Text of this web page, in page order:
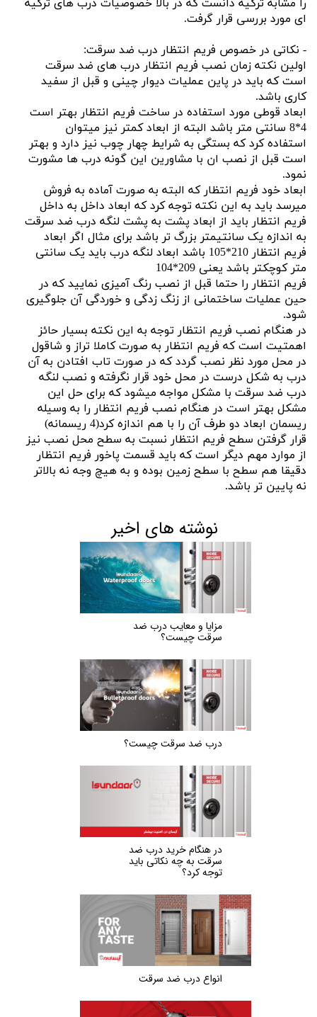
را مشابه ترکیه دانست که در بالا خصوصیات درب های ترکیه
ای مورد بررسی قرار گرفت.
- نکاتی در خصوص فریم انتظار درب ضد سرقت:
اولین نکته زمان نصب فریم انتظار درب های ضد سرقت
است که باید در پاین عملیات دیوار چینی و قبل از سفید
کاری باشد.
ابعاد قوطی مورد استفاده در ساخت فریم انتظار بهتر است
4*8 سانتی متر باشد البته از ابعاد کمتر نیز میتوان
استفاده کرد که بستگی به شرایط چهار چوب نیز دارد و بهتر
است قبل از نصب ان با مشاورین این گونه درب ها مشورت
نمود.
ابعاد خود فریم انتظار که البته به صورت آماده به فروش
میرسد باید به این نکته توجه کرد که ابعاد داخل به داخل
فریم انتظار باید از ابعاد پشت به پشت لنگه درب ضد سرقت
به اندازه یک سانتیمتر بزرگ تر باشد برای مثال اگر ابعاد
فریم انتظار 210*105 باشد ابعاد لنگه درب باید یک سانتی
متر کوچکتر باشد یعنی 209*104
فریم انتظار را حتما قبل از نصب رنگ آمیزی نمایید که در
حین عملیات ساختمانی از زنگ زدگی و خوردگی آن جلوگیری
شود.
در هنگام نصب فریم انتظار توجه به این نکته بسیار حائز
اهمتیت است که فریم انتظار به صورت کاملا تراز و شاقول
در محل مورد نظر نصب گردد که در صورت تاب افتادن به آن
درب به شکل درست در محل خود قرار نگرفته و نصب لنگه
درب ضد سرقت با مشکل مواجه میشود که برای حل این
مشکل بهتر است در هنگام نصب فریم انتظار را به وسیله
ریسمان ابعاد دو طرف آن را با هم اندازه کرد(4 ریسمانه)
قرار گرفتن سطح فریم انتظار نسبت به سطح محل نصب نیز
از موارد مهم دیگر است که باید قسمت پاخور فریم انتظار
دقیقا هم سطح با سطح زمین بوده و به هیچ وجه نه بالاتر
نه پایین تر باشد.
نوشته های اخیر
مزایا و معایب درب ضد
سرقت چیست؟
درب ضد سرقت چیست؟
در هنگام خرید درب ضد
سرقت به چه نکاتی باید
توجه کرد؟
انواع درب ضد سرقت